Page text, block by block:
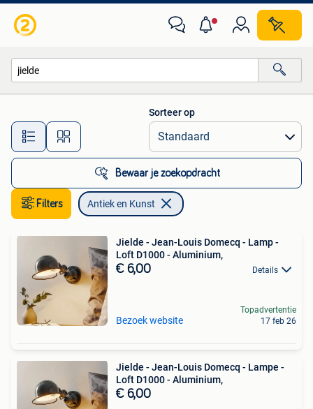
Alle afstanden…
Sorteer op
Bewaar je zoekopdracht
Filters Antiek en Kunst
Jielde - Jean-Louis Domecq - Lamp -
Loft D1000 - Aluminium,
€ 6,00 Details
Bezoek website
Topadvertentie
17 feb 26
Jielde - Jean-Louis Domecq - Lampe -
Loft D1000 - Aluminium,
€ 6,00